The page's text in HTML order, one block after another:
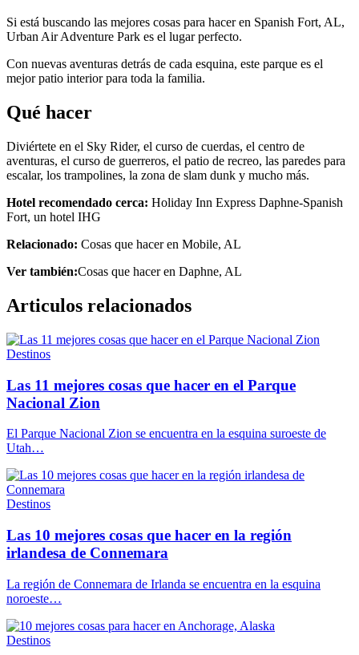
Si está buscando las mejores cosas para hacer en Spanish Fort, AL,
Urban Air Adventure Park es el lugar perfecto.
Con nuevas aventuras detrás de cada esquina, este parque es el
mejor patio interior para toda la familia.
Qué hacer
Diviértete en el Sky Rider, el curso de cuerdas, el centro de
aventuras, el curso de guerreros, el patio de recreo, las paredes para
escalar, los trampolines, la zona de slam dunk y mucho más.
Hotel recomendado cerca: Holiday Inn Express Daphne-Spanish
Fort, un hotel IHG
Relacionado: Cosas que hacer en Mobile, AL
Ver también:Cosas que hacer en Daphne, AL
Articulos relacionados
Destinos
Las 11 mejores cosas que hacer en el Parque
Nacional Zion
El Parque Nacional Zion se encuentra en la esquina suroeste de
Utah…
Destinos
Las 10 mejores cosas que hacer en la región
irlandesa de Connemara
La región de Connemara de Irlanda se encuentra en la esquina
noroeste…
Destinos